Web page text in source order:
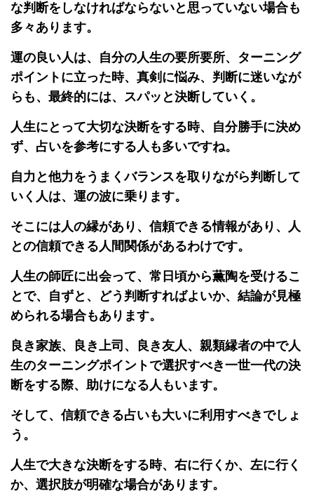
な判断をしなければならないと思っていない場合も
多々あります。
運の良い人は、自分の人生の要所要所、ターニング
ポイントに立った時、真剣に悩み、判断に迷いなが
らも、最終的には、スパッと決断していく。
人生にとって大切な決断をする時、自分勝手に決め
ず、占いを参考にする人も多いですね。
自力と他力をうまくバランスを取りながら判断して
いく人は、運の波に乗ります。
そこには人の縁があり、信頼できる情報があり、人
との信頼できる人間関係があるわけです。
人生の師匠に出会って、常日頃から薫陶を受けるこ
とで、自ずと、どう判断すればよいか、結論が見極
められる場合もあります。
良き家族、良き上司、良き友人、親類縁者の中で人
生のターニングポイントで選択すべき一世一代の決
断をする際、助けになる人もいます。
そして、信頼できる占いも大いに利用すべきでしょ
う。
人生で大きな決断をする時、右に行くか、左に行く
か、選択肢が明確な場合があります。